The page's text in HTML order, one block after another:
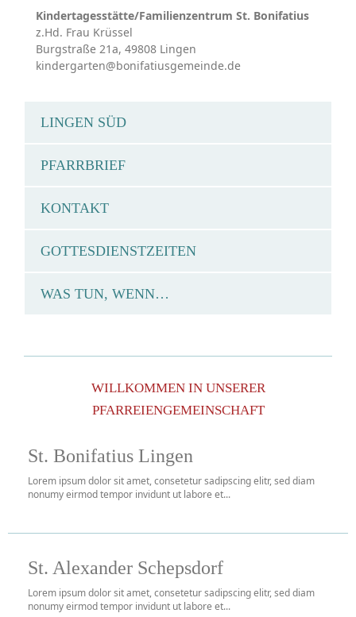
Kindertagesstätte/Familienzentrum St. Bonifatius
z.Hd. Frau Krüssel
Burgstraße 21a, 49808 Lingen
kindergarten@bonifatiusgemeinde.de
LINGEN SÜD
PFARRBRIEF
KONTAKT
GOTTESDIENSTZEITEN
WAS TUN, WENN…
WILLKOMMEN IN UNSERER
PFARREIENGEMEINSCHAFT
St. Bonifatius Lingen
Lorem ipsum dolor sit amet, consetetur sadipscing elitr, sed diam
nonumy eirmod tempor invidunt ut labore et...
St. Alexander Schepsdorf
Lorem ipsum dolor sit amet, consetetur sadipscing elitr, sed diam
nonumy eirmod tempor invidunt ut labore et...